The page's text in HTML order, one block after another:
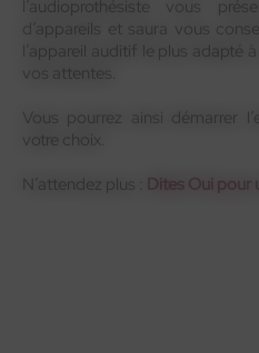
l’audioprothésiste vous
d’appareils et saura vous
l’appareil auditif le plus adapté
vos attentes.
Vous pourrez ainsi démarrer
votre choix.
N’attendez plus :
Dites Oui pour